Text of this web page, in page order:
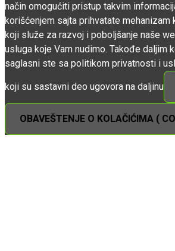
način omogućiti pristup takvim
korišćenjem sajta prihvatate mehanizam
koji služe za razvoj i poboljšanje naše
usluga koje Vam nudimo. Takođe daljim
saglasni ste sa politikom privatnosti i
koji su sastavni deo ugovora na daljinu
OBAVEŠTENJE O KOLAČIĆIMA (